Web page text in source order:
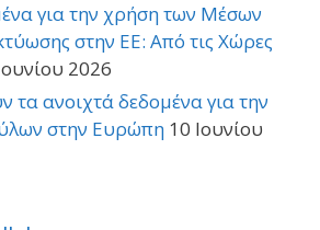
για την χρήση των Μέσων
στην ΕΕ: Από τις Χώρες
2026
τα ανοιχτά δεδομένα για την
στην Ευρώπη 10 Ιουνίου